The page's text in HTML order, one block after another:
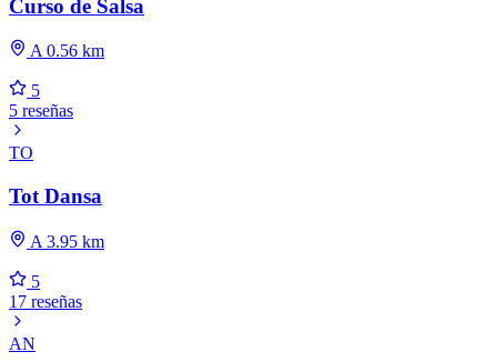
Curso de Salsa
A 0.56 km
5
5 reseñas
TO
Tot Dansa
A 3.95 km
5
17 reseñas
AN